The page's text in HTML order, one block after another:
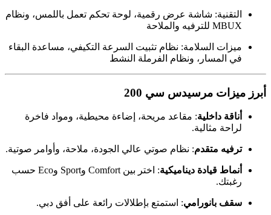
التقنية: شاشة عرض رقمية، لوحة تحكم تعمل باللمس، ونظام
MBUX للترفيه والملاحة
ميزات السلامة: نظام تثبيت السرعة التكيفي، مساعدة البقاء
في المسار، ونظام الفرملة النشط
أبرز ميزات مرسيدس سي 200
أناقة داخلية: مقاعد مريحة، إضاءة محيطية، ومواد فاخرة
لراحة مثالية.
ترفيه متقدم: نظام صوتي عالي الجودة، ملاحة، وأوامر صوتية.
أنماط قيادة ديناميكية
: اختر بين Comfort وSport وEco حسب
رغبتك.
سقف بانورامي: استمتع بإطلالات رائعة على أفق دبي.